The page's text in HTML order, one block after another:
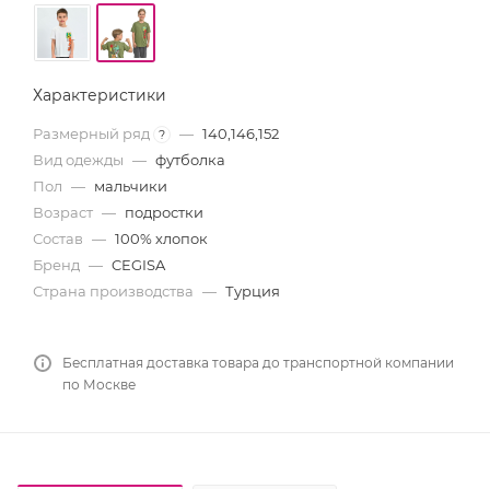
Характеристики
Размерный ряд ? — 140,146,152
Вид одежды — футболка
Пол — мальчики
Возраст — подростки
Состав — 100% хлопок
Бренд — CEGISA
Страна производства — Турция
Бесплатная доставка товара до транспортной компании
по Москве